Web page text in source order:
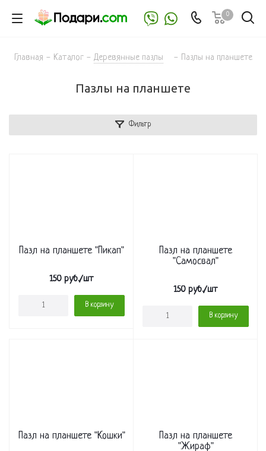
0
Главная - Каталог - Деревянные пазлы - Пазлы на планшете
Пазлы на планшете
Фильтр
Пазл на планшете "Пикап"
150 руб./шт
В корзину
Пазл на планшете
"Самосвал"
150 руб./шт
В корзину
Пазл на планшете "Кошки"
Пазл на планшете
"Жираф"